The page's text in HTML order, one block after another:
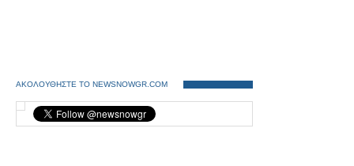
ΑΚΟΛΟΥΘΗΣΤΕ ΤΟ NEWSNOWGR.COM